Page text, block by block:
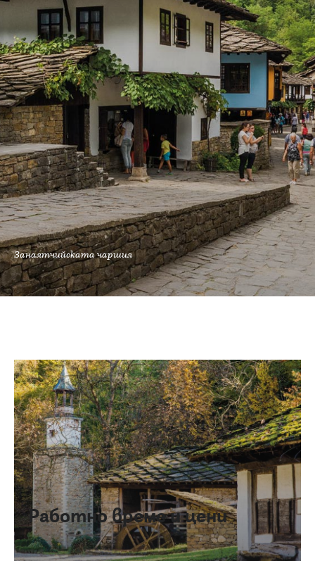
Занаятчийската чаршия
Работно време и цени